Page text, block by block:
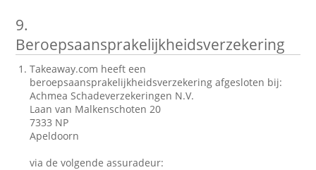
9.
Beroepsaansprakelijkheidsverzekering
Takeaway.com heeft een
beroepsaansprakelijkheidsverzekering afgesloten bij:
Achmea Schadeverzekeringen N.V.
Laan van Malkenschoten 20
7333 NP
Apeldoorn
via de volgende assuradeur: